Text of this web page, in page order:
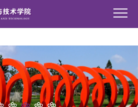
中文官方网站